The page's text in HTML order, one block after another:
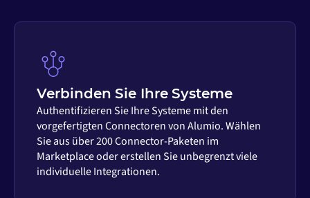
Verbinden Sie Ihre Systeme
Authentifizieren Sie Ihre Systeme mit den
vorgefertigten Connectoren von Alumio. Wählen
Sie aus über 200 Connector-Paketen im
Marketplace oder erstellen Sie unbegrenzt viele
individuelle Integrationen.